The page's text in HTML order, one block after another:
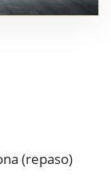
(repaso)